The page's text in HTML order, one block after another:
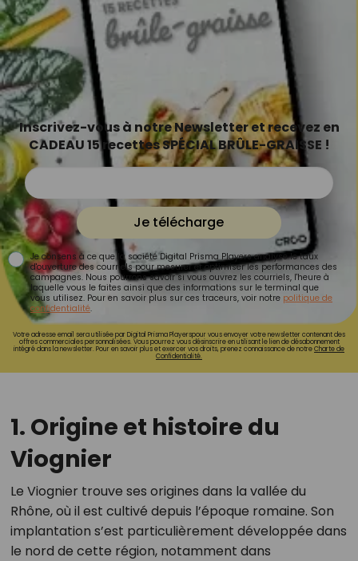
Inscrivez-vous à notre Newsletter et recevez en
CADEAU 15 recettes SPÉCIAL BRÛLE-GRAISSE !
Je télécharge
Je consens à ce que la société Digital Prisma Players analyse le taux
d'ouverture des courriels pour mesurer et optimiser les performances des
campagnes. Nous pourrons savoir si vous ouvrez les courriels, l'heure à
laquelle vous le faites ainsi que des informations sur le terminal que
vous utilisez. Pour en savoir plus sur ces traceurs, voir notre politique de
confidentialité.
Votre adresse email sera utilisée par Digital Prisma Playerspour vous envoyer votre newsletter contenant des
offres commerciales personnalisées. Vous pourrez vous désinscrire en utilisant le lien de désabonnement
intégré dans la newsletter. Pour en savoir plus et exercer vos droits, prenez connaissance de notreCharte de
Confidentialité.
1. Origine et histoire du
Viognier
Le Viognier trouve ses origines dans la vallée du
Rhône, où il est cultivé depuis l’époque romaine. Son
implantation s’est particulièrement développée dans
le nord de cette région, notamment dans